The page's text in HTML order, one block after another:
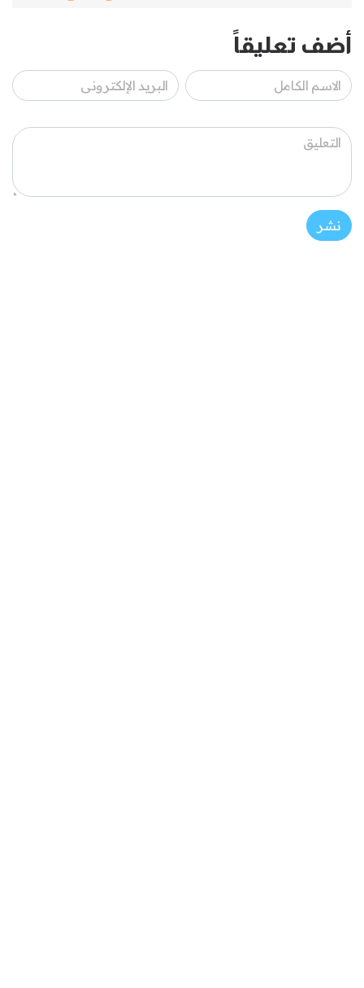
أضف تعليقاً
نشر